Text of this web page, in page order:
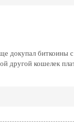
докупал биткоины
другой кошелек